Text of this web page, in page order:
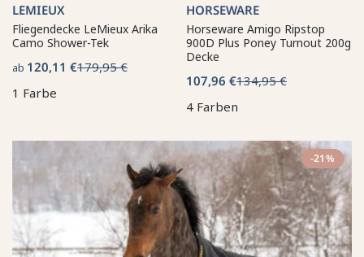
LEMIEUX
Fliegendecke LeMieux Arika
Camo Shower-Tek
ab 120,11 €179,95 €
1 Farbe
HORSEWARE
Horseware Amigo Ripstop
900D Plus Poney Turnout 200g
Decke
107,96 €134,95 €
4 Farben
-21%